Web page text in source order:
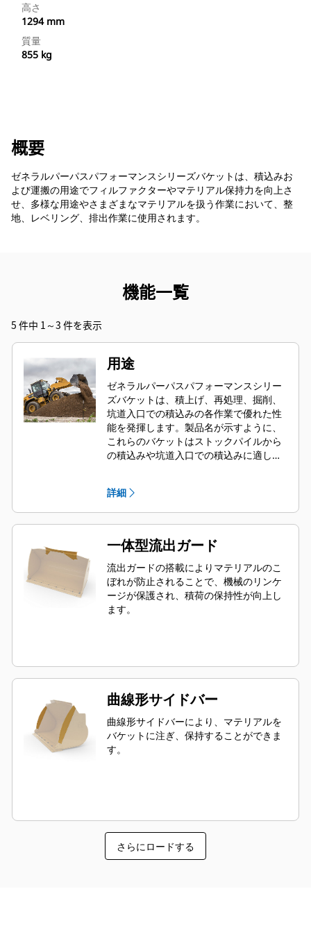
高さ
1294 mm
質量
855 kg
概要
ゼネラルパーパスパフォーマンスシリーズバケットは、積込みお
よび運搬の用途でフィルファクターやマテリアル保持力を向上さ
せ、多様な用途やさまざまなマテリアルを扱う作業において、整
地、レベリング、排出作業に使用されます。
機能一覧
5 件中 1～3 件を表示
用途
ゼネラルパーパスパフォーマンスシリー
ズバケットは、積上げ、再処理、掘削、
坑道入口での積込みの各作業で優れた性
能を発揮します。製品名が示すように、
これらのバケットはストックパイルから
の積込みや坑道入口での積込みに適して
や整地用途に最適です。パフォーマンス
シリーズバケットのフィルファクター
は、規定容量に加えて最大で115 %にす
ることができます。
詳細
一体型流出ガード
流出ガードの搭載によりマテリアルのこ
ぼれが防止されることで、機械のリンケ
ージが保護され、積荷の保持性が向上し
ます。
曲線形サイドバー
曲線形サイドバーにより、マテリアルを
バケットに注ぎ、保持することができま
す。
さらにロードする